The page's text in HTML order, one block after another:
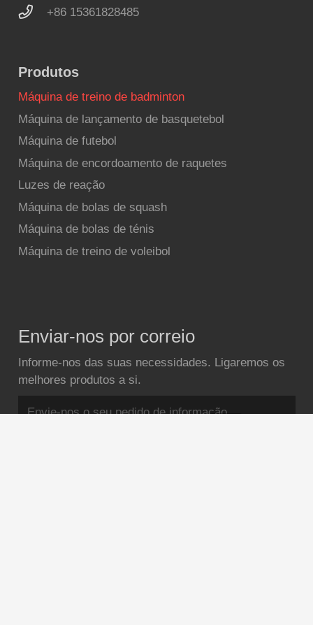
+86 15361828485
Produtos
Máquina de treino de badminton
Máquina de lançamento de basquetebol
Máquina de futebol
Máquina de encordoamento de raquetes
Luzes de reação
Máquina de bolas de squash
Máquina de bolas de ténis
Máquina de treino de voleibol
Enviar-nos por correio
Informe-nos das suas necessidades. Ligaremos os
melhores produtos a si.